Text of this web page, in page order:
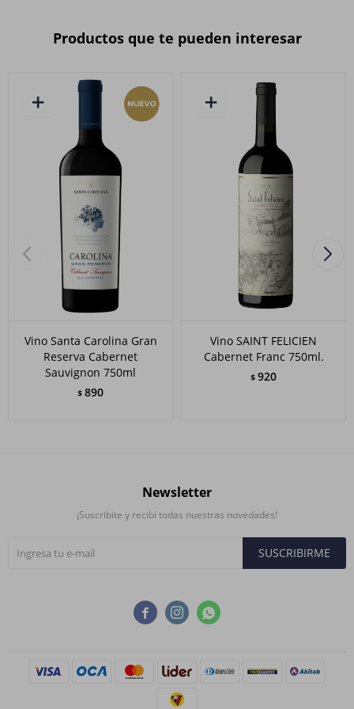
Productos que te pueden interesar
Vino Santa Carolina Gran
Reserva Cabernet
Sauvignon 750ml
$ 890
Vino SAINT FELICIEN
Cabernet Franc 750ml.
$ 920
  
Newsletter
¡Suscribite y recibí todas nuestras novedades!
SUSCRIBIRME